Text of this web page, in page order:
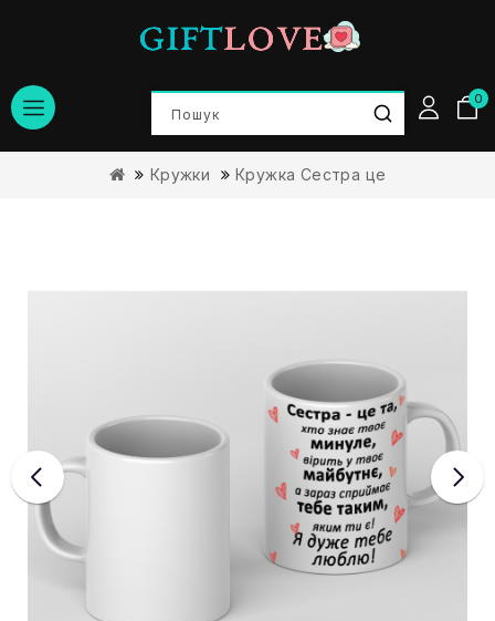
0
Кружки Кружка Сестра це